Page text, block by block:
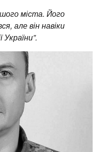
міста. Його
але він навіки